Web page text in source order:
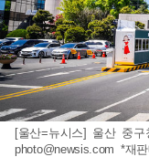
[울산=뉴시스] 울산 중
photo@newsis.com *재